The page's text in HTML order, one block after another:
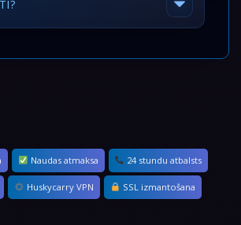
Naudas atmaksa 24 stundu atbalsts
Huskycarry VPN SSL izmantošana